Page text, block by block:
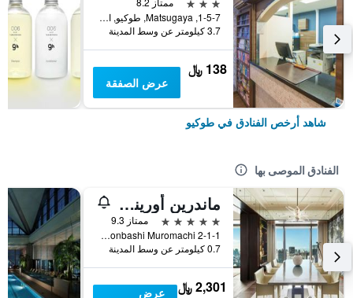
1-5-7, Matsugaya, طوكيو, اليابان
3.7 كيلومتر عن وسط المدينة
138 ﷼
عرض الصفقة
شاهد أرخص الفنادق في طوكيو
الفنادق الموصى بها
ماندرين أورينتال، طوكيو
5 نجوم
ممتاز 9.3
2-1-1 Nihonbashi Muromachi, طوكيو, اليابان
0.7 كيلومتر عن وسط المدينة
2,301 ﷼
عرض